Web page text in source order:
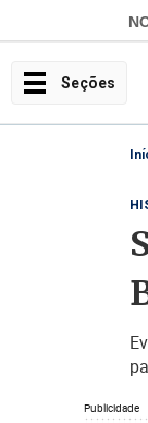
Seções
Publicidade